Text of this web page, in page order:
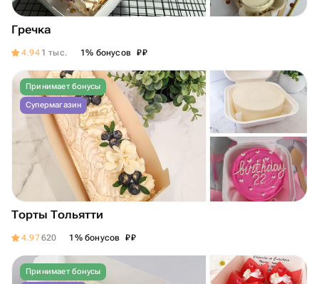
Гречка
4.94 1 тыс. 1% бонусов ₽₽
Принимает бонусы
Супермагазин
Торты Тольятти
4.97620 1% бонусов ₽₽
Принимает бонусы